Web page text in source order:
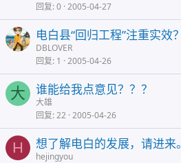
回复 0 2005-04-27
电白县“回归工程”注重实效？
DBLOVER
回复 1 2005-04-26
大 谁能给我点意见？？？
大雄
回复 22 2005-04-26
H 想了解电白的发展，请进来。
hejingyou